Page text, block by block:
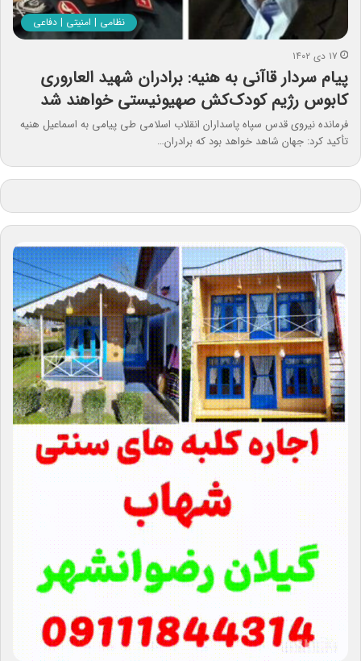
نظامی | امنیتی | دفاعی
۱۷ دی ۱۴۰۲
پیام سردار قاآنی به هنیه: برادران شهید العاروری
کابوس رژیم کودک‌کش صهیونیستی خواهند شد
فرمانده نیروی قدس سپاه پاسداران انقلاب اسلامی طی پیامی به اسماعیل هنیه
تأکید کرد: جهان شاهد خواهد بود که برادران…